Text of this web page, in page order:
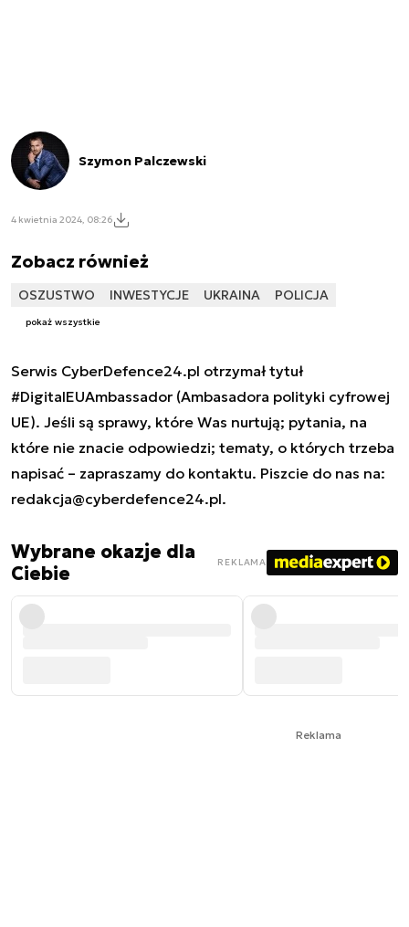
Szymon Palczewski
4 kwietnia 2024, 08:26
Zobacz również
OSZUSTWO INWESTYCJE UKRAINA POLICJA
pokaż wszystkie
Serwis CyberDefence24.pl otrzymał tytuł
#DigitalEUAmbassador (Ambasadora polityki cyfrowej
UE). Jeśli są sprawy, które Was nurtują; pytania, na
które nie znacie odpowiedzi; tematy, o których trzeba
napisać – zapraszamy do kontaktu. Piszcie do nas na:
redakcja@cyberdefence24.pl.
Wybrane okazje dla
Ciebie
REKLAMA
Reklama